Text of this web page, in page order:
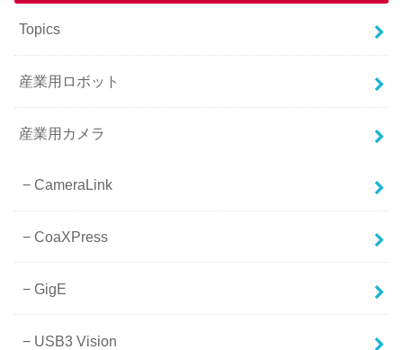
Topics
産業用ロボット
産業用カメラ
CameraLink
CoaXPress
GigE
USB3 Vision